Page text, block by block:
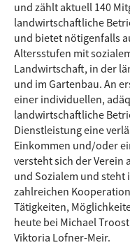
und zählt aktuell 140
landwirtschaftliche
und bietet nötigenfalls
Altersstufen mit
Landwirtschaft, in der
und im Gartenbau. An
einer individuellen,
landwirtschaftliche
Dienstleistung eine
Einkommen und/oder
versteht sich der Verein
und Sozialem und steht
zahlreichen
Tätigkeiten,
heute bei Michael
Viktoria Lofner-Meir.